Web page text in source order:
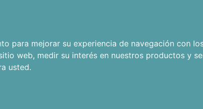
para mejorar su experiencia de navegación con
web, medir su interés en nuestros productos y
usted.